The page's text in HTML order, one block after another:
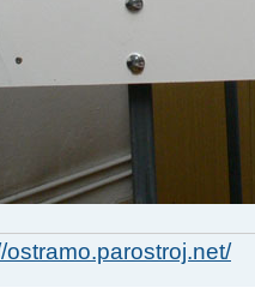
ostramo.parostroj.net/